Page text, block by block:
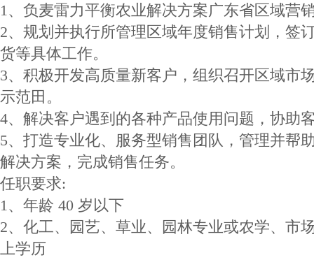
1、负麦雷力平衡农业解决方案广东省区域营
2、规划并执行所管理区域年度销售计划，签
货等具体工作。
3、积极开发高质量新客户，组织召开区域市
示范田。
4、解决客户遇到的各种产品使用问题，协助
5、打造专业化、服务型销售团队，管理并帮
解决方案，完成销售任务。
任职要求:
1、年龄 40 岁以下
2、化工、园艺、草业、园林专业或农学、市
上学历